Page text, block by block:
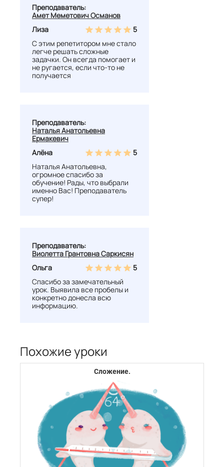
Преподаватель:
Амет Меметович Османов
Лиза
5
С этим репетитором мне стало
легче решать сложные
задачки. Он всегда помогает и
не ругается, если что-то не
получается
Преподаватель:
Наталья Анатольевна
Ермакевич
Алёна
5
Наталья Анатольевна,
огромное спасибо за
обучение! Рады, что выбрали
именно Вас! Преподаватель
супер!
Преподаватель:
Виолетта Грантовна Саркисян
Ольга
5
Спасибо за замечательный
урок. Выявила все пробелы и
конкретно донесла всю
информацию.
Похожие уроки
Сложение.